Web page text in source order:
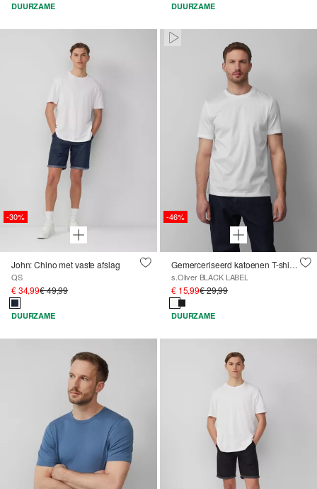
DUURZAME DUURZAME
-30%
John: Chino met vaste afslag
QS
€ 34,99€ 49,99
DUURZAME
Paused • Muted
-46%
Gemerceriseerd katoenen T-shirt met logodetail
s.Oliver BLACK LABEL
€ 15,99€ 29,99
DUURZAME